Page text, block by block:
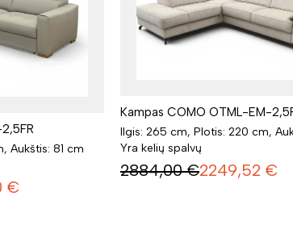
Aukštis: 81 cm
€
Kampas COMO OTML-EM-
Ilgis: 265 cm, Plotis: 220 cm,
Yra kelių spalvų
2884,00 €2249,52 €